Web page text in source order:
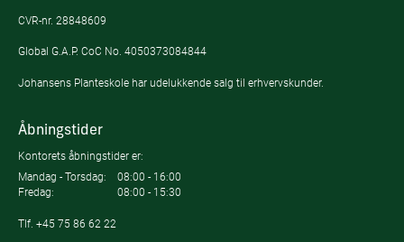
CVR-nr. 28848609
Global G.A.P. CoC No. 4050373084844
Johansens Planteskole har udelukkende salg til erhvervskunder.
Åbningstider
Kontorets åbningstider er:
Mandag - Torsdag:
08:00 - 16:00
Fredag:
08:00 - 15:30
Tlf. +45 75 86 62 22